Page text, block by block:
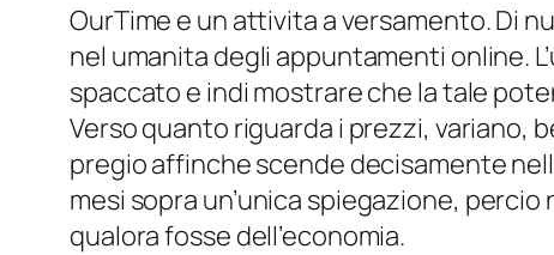
OurTime e un attivita a versamento. Di
nel umanita degli appuntamenti online.
spaccato e indi mostrare che la tale
Verso quanto riguarda i prezzi, variano,
pregio affinche scende decisamente
mesi sopra un’unica spiegazione,
qualora fosse dell’economia.